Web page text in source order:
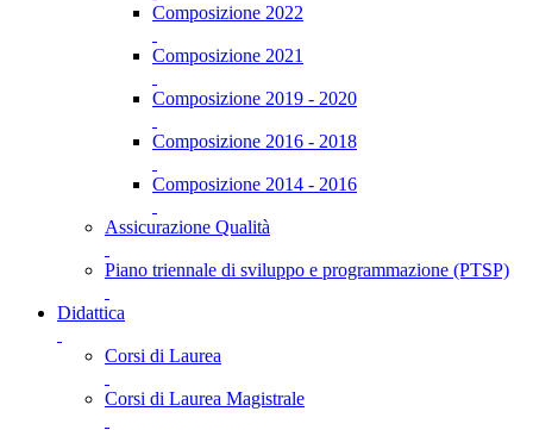
Composizione 2022
Composizione 2021
Composizione 2019 - 2020
Composizione 2016 - 2018
Composizione 2014 - 2016
Assicurazione Qualità
Piano triennale di sviluppo e programmazione (PTSP)
Didattica
Corsi di Laurea
Corsi di Laurea Magistrale